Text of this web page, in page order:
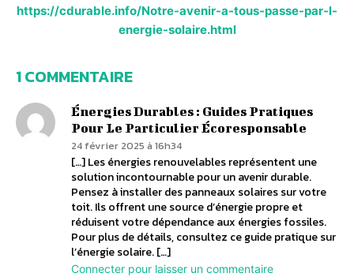
https://cdurable.info/Notre-avenir-a-tous-passe-par-l-
energie-solaire.html
1 COMMENTAIRE
Énergies Durables : Guides Pratiques
Pour Le Particulier Écoresponsable
24 février 2025 à 16h34
[…] Les énergies renouvelables représentent une
solution incontournable pour un avenir durable.
Pensez à installer des panneaux solaires sur votre
toit. Ils offrent une source d’énergie propre et
réduisent votre dépendance aux énergies fossiles.
Pour plus de détails, consultez ce guide pratique sur
l’énergie solaire. […]
Connecter pour laisser un commentaire